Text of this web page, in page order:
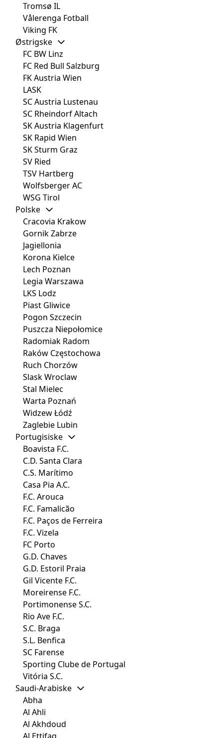
Tromsø IL
Vålerenga Fotball
Viking FK
Østrigske
FC BW Linz
FC Red Bull Salzburg
FK Austria Wien
LASK
SC Austria Lustenau
SC Rheindorf Altach
SK Austria Klagenfurt
SK Rapid Wien
SK Sturm Graz
SV Ried
TSV Hartberg
Wolfsberger AC
WSG Tirol
Polske
Cracovia Krakow
Gornik Zabrze
Jagiellonia
Korona Kielce
Lech Poznan
Legia Warszawa
LKS Lodz
Piast Gliwice
Pogon Szczecin
Puszcza Niepołomice
Radomiak Radom
Raków Częstochowa
Ruch Chorzów
Slask Wroclaw
Stal Mielec
Warta Poznań
Widzew Łódź
Zaglebie Lubin
Portugisiske
Boavista F.C.
C.D. Santa Clara
C.S. Marítimo
Casa Pia A.C.
F.C. Arouca
F.C. Famalicão
F.C. Paços de Ferreira
F.C. Vizela
FC Porto
G.D. Chaves
G.D. Estoril Praia
Gil Vicente F.C.
Moreirense F.C.
Portimonense S.C.
Rio Ave F.C.
S.C. Braga
S.L. Benfica
SC Farense
Sporting Clube de Portugal
Vitória S.C.
Saudi-Arabiske
Abha
Al Ahli
Al Akhdoud